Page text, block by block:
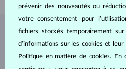
BIJOUX DE
prévenir des nouveautés ou
votre consentement pour
fichiers stockés temporairement
d’informations sur les cookies et
Politique en matière de cookies. En